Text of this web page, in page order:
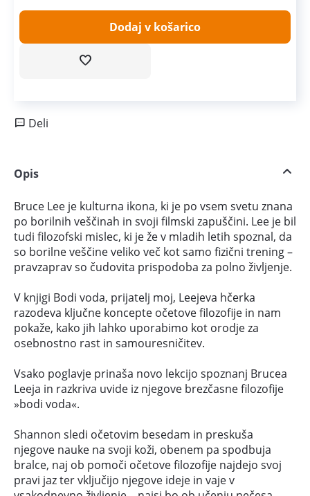
Dodaj v košarico
Deli
Opis
Bruce Lee je kulturna ikona, ki je po vsem svetu znana
po borilnih veščinah in svoji filmski zapuščini. Lee je bil
tudi filozofski mislec, ki je že v mladih letih spoznal, da
so borilne veščine veliko več kot samo fizični trening –
pravzaprav so čudovita prispodoba za polno življenje.
V knjigi Bodi voda, prijatelj moj, Leejeva hčerka
razodeva ključne koncepte očetove filozofije in nam
pokaže, kako jih lahko uporabimo kot orodje za
osebnostno rast in samouresničitev.
Vsako poglavje prinaša novo lekcijo spoznanj Brucea
Leeja in razkriva uvide iz njegove brezčasne filozofije
»bodi voda«.
Shannon sledi očetovim besedam in preskuša
njegove nauke na svoji koži, obenem pa spodbuja
bralce, naj ob pomoči očetove filozofije najdejo svoj
pravi jaz ter vključijo njegove ideje in vaje v